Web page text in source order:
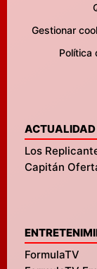
Gestionar
Política
ACTUALIDAD
Los
Capitán
FormulaTV